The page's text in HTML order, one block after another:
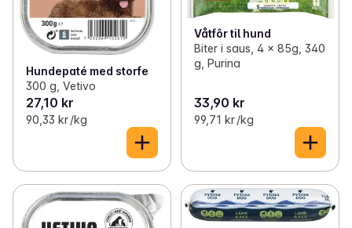
Hundepaté med storfe
300 g, Vetivo
27,10 kr
90,33 kr /kg
Våtfôr til hund
Biter i saus, 4 x 85g, 340
g, Purina
33,90 kr
99,71 kr /kg